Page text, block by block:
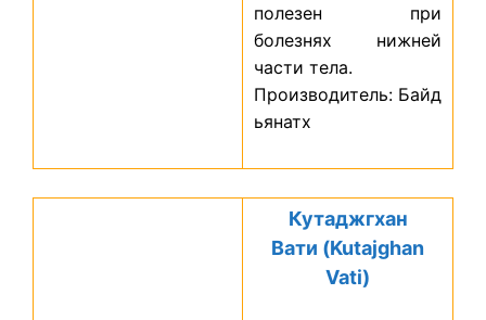
полезен при
болезнях нижней
части тела.
Производитель: Байд
ьянатх
Кутаджгхан
Вати (Kutajghan
Vati)